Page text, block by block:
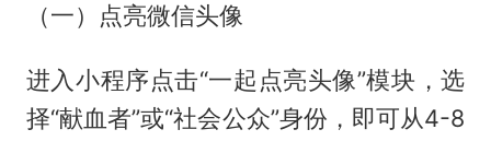
（一）点亮微信头像
进入小程序点击“一起点亮头像”模块，选
择“献血者”或“社会公众”身份，即可从4-8